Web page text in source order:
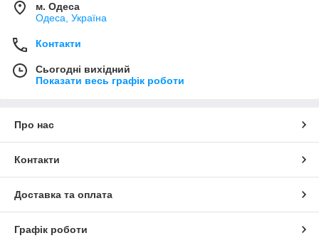
м. Одеса
Одеса, Україна
Контакти
Сьогодні вихідний
Показати весь графік роботи
Про нас
Контакти
Доставка та оплата
Графік роботи